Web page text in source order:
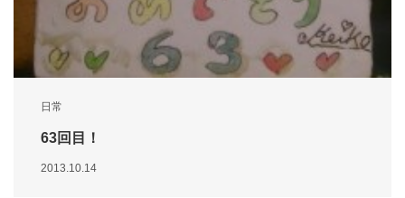
日常
63回目！
2013.10.14